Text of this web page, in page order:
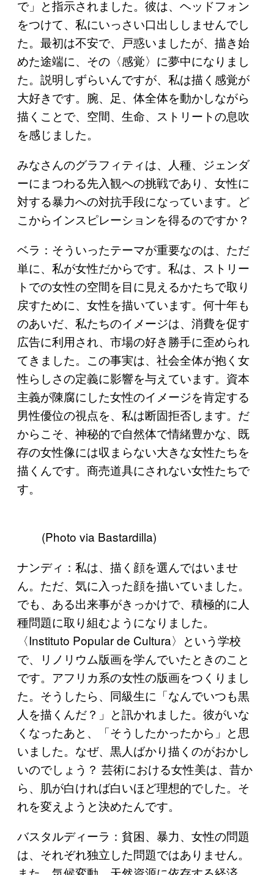
で」と指示されました。彼は、ヘッドフォン
をつけて、私にいっさい口出ししませんでし
た。最初は不安で、戸惑いましたが、描き始
めた途端に、その〈感覚〉に夢中になりまし
た。説明しずらいんですが、私は描く感覚が
大好きです。腕、足、体全体を動かしながら
描くことで、空間、生命、ストリートの息吹
を感じました。
みなさんのグラフィティは、人種、ジェンダ
ーにまつわる先入観への挑戦であり、女性に
対する暴力への対抗手段になっています。ど
こからインスピレーションを得るのですか？
ベラ：そういったテーマが重要なのは、ただ
単に、私が女性だからです。私は、ストリー
トでの女性の空間を目に見えるかたちで取り
戻すために、女性を描いています。何十年も
のあいだ、私たちのイメージは、消費を促す
広告に利用され、市場の好き勝手に歪められ
てきました。この事実は、社会全体が抱く女
性らしさの定義に影響を与えています。資本
主義が陳腐にした女性のイメージを肯定する
男性優位の視点を、私は断固拒否します。だ
からこそ、神秘的で自然体で情緒豊かな、既
存の女性像には収まらない大きな女性たちを
描くんです。商売道具にされない女性たちで
す。
(Photo via Bastardilla)
ナンディ：私は、描く顔を選んではいませ
ん。ただ、気に入った顔を描いていました。
でも、ある出来事がきっかけで、積極的に人
種問題に取り組むようになりました。
〈Instituto Popular de Cultura〉という学校
で、リノリウム版画を学んでいたときのこと
です。アフリカ系の女性の版画をつくりまし
た。そうしたら、同級生に「なんでいつも黒
人を描くんだ？」と訊かれました。彼がいな
くなったあと、「そうしたかったから」と思
いました。なぜ、黒人ばかり描くのがおかし
いのでしょう？ 芸術における女性美は、昔か
ら、肌が白ければ白いほど理想的でした。そ
れを変えようと決めたんです。
バスタルディーラ：貧困、暴力、女性の問題
は、それぞれ独立した問題ではありません。